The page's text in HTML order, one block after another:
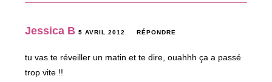
Jessica B 5 AVRIL 2012 RÉPONDRE
tu vas te réveiller un matin et te dire, ouahhh ça a passé
trop vite !!